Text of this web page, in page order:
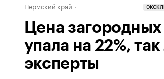
Пермский край
Цена
упала на 22%,
эксперты